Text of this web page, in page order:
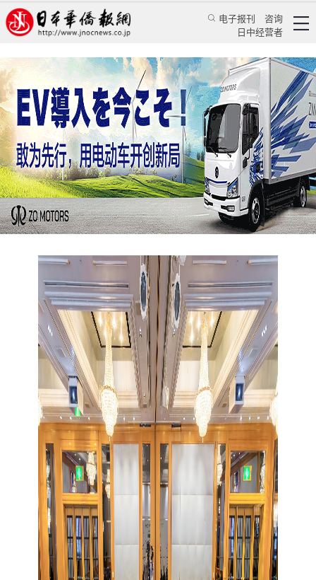
电子报刊
咨询
日中经营者
文化之都 新声共振
2025澳门旅游＋会展系列推介会在东京举行
王亚囡 日本新闻 旅游资讯 港澳台新闻
日本华侨报 2025/4/17 21:59:29